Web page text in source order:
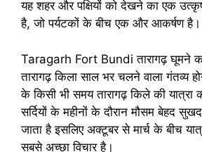
यह शहर और पक्षियों को देखने का एक
है, जो पर्यटकों के बीच एक और आकर्षण है।
Taragarh Fort Bundi तारागढ़ घूमने
तारागढ़ किला साल भर चलने वाला गंतव्य
के किसी भी समय तारागढ़ किले की
सर्दियों के महीनों के दौरान मौसम बेहद
जाता है इसलिए अक्टूबर से मार्च के बीच
सबसे अच्छा विचार है।